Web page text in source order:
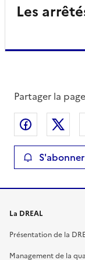
Les
Partager la page
Partager
S'abonner
La DREAL
Présentation de la
Management de la